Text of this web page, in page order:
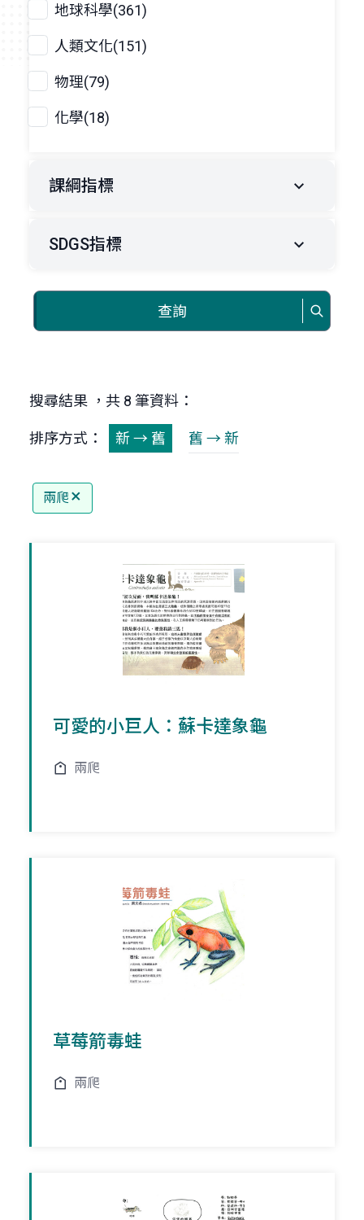
地球科學(361)
人類文化(151)
物理(79)
化學(18)
課綱指標
SDGS指標
查詢
搜尋結果 ，共 8 筆資料：
排序方式： 新 → 舊 舊 → 新
兩爬
可愛的小巨人：蘇卡達象龜
兩爬
草莓箭毒蛙
兩爬